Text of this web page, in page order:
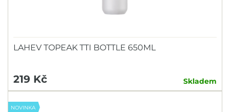
LAHEV TOPEAK TTI BOTTLE 650ML
219 Kč Skladem
NOVINKA